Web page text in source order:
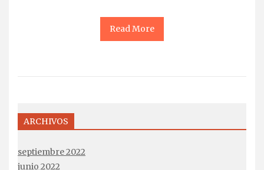
Read More
ARCHIVOS
septiembre 2022
junio 2022